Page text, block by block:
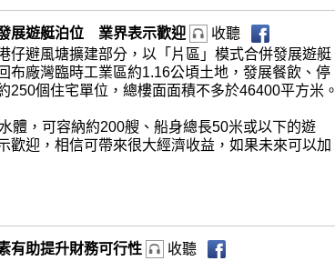
展遊艇泊位 業界表示歡迎
收聽
仔避風塘擴建部分，以「片區」模式合併發展遊艇
布廠灣臨時工業區約1.16公頃土地，發展餐飲、停
250個住宅單位，總樓面面積不多於46400平方米。
體，可容納約200艘、船身總長50米或以下的遊
歡迎，相信可帶來很大經濟收益，如果未來可以加
有助提升財務可行性
收聽